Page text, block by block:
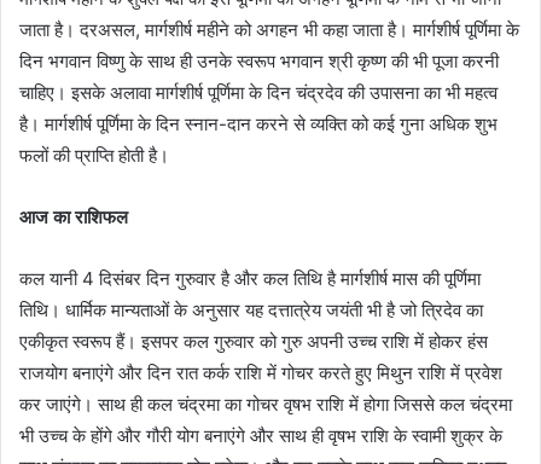
जाता है। दरअसल, मार्गशीर्ष महीने को अगहन भी कहा जाता है। मार्गशीर्ष पूर्णिमा के
दिन भगवान विष्णु के साथ ही उनके स्वरूप भगवान श्री कृष्ण की भी पूजा करनी
चाहिए। इसके अलावा मार्गशीर्ष पूर्णिमा के दिन चंद्रदेव की उपासना का भी महत्व
है। मार्गशीर्ष पूर्णिमा के दिन स्नान-दान करने से व्यक्ति को कई गुना अधिक शुभ
फलों की प्राप्ति होती है।
आज का राशिफल
कल यानी 4 दिसंबर दिन गुरुवार है और कल तिथि है मार्गशीर्ष मास की पूर्णिमा
तिथि। धार्मिक मान्यताओं के अनुसार यह दत्तात्रेय जयंती भी है जो त्रिदेव का
एकीकृत स्वरूप हैं। इसपर कल गुरुवार को गुरु अपनी उच्च राशि में होकर हंस
राजयोग बनाएंगे और दिन रात कर्क राशि में गोचर करते हुए मिथुन राशि में प्रवेश
कर जाएंगे। साथ ही कल चंद्रमा का गोचर वृषभ राशि में होगा जिससे कल चंद्रमा
भी उच्च के होंगे और गौरी योग बनाएंगे और साथ ही वृषभ राशि के स्वामी शुक्र के